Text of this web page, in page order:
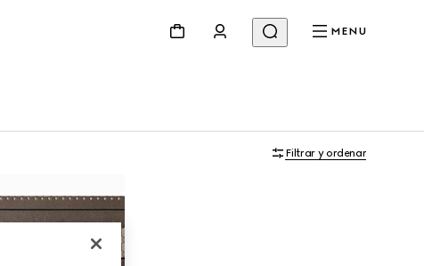
MENU
Filtrar y ordenar